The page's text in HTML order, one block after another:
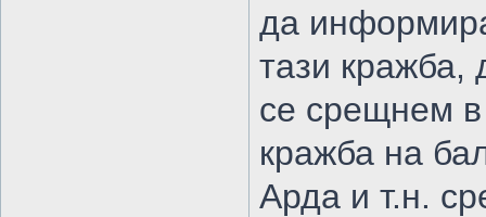
да
тази кражба,
се срещнем в
кражба на
Арда и т.н.